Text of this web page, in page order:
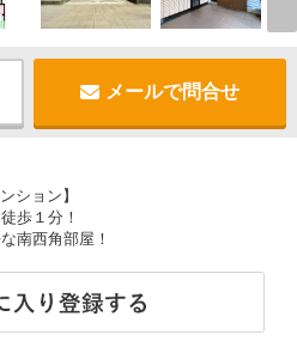
メールで問合せ
ション】
歩１分！
南西角部屋！